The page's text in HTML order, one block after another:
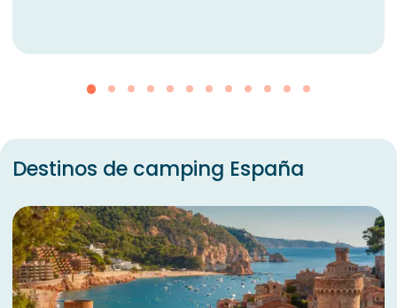
Destinos de camping España